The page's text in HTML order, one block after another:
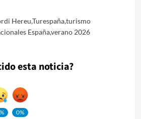
Hereu,Turespaña,turismo
España,verano 2026
esta noticia?
0%